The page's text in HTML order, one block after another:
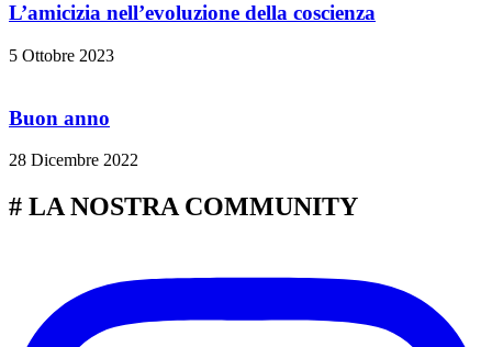
L’amicizia nell’evoluzione della coscienza
5 Ottobre 2023
Buon anno
28 Dicembre 2022
# LA NOSTRA COMMUNITY